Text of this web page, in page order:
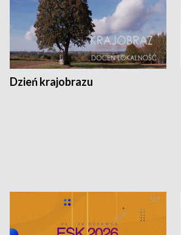
Dzień krajobrazu